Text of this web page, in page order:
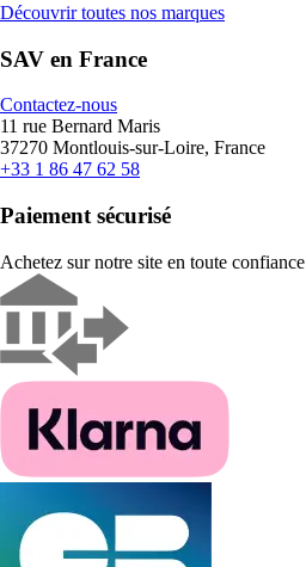
Découvrir toutes nos marques
SAV en France
Contactez-nous
11 rue Bernard Maris
37270 Montlouis-sur-Loire, France
+33 1 86 47 62 58
Paiement sécurisé
Achetez sur notre site en toute confiance